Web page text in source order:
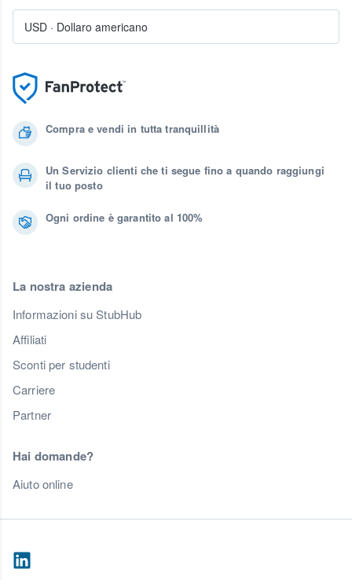
Compra e vendi in tutta tranquillità
Un Servizio clienti che ti segue fino a quando raggiungi
il tuo posto
Ogni ordine è garantito al 100%
La nostra azienda
Informazioni su StubHub
Affiliati
Sconti per studenti
Carriere
Partner
Hai domande?
Aiuto online
USD · Dollaro americano